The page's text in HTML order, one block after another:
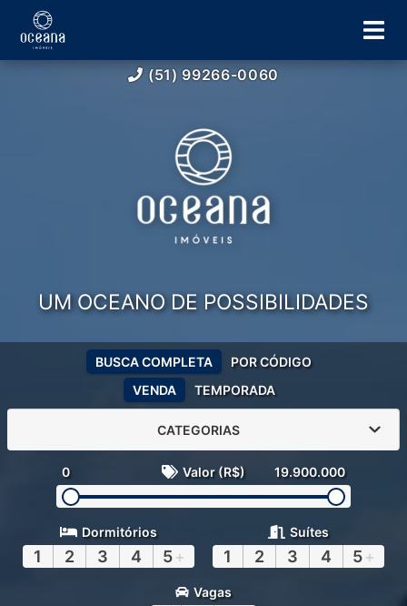
(51) 99266-0060
UM OCEANO DE POSSIBILIDADES
VENDA TEMPORADA
BUSCA COMPLETA POR CÓDIGO
CATEGORIAS
0 Valor (R$) 19.900.000
Dormitórios
1 2 3 4 5+
Suítes
1 2 3 4 5+
Vagas